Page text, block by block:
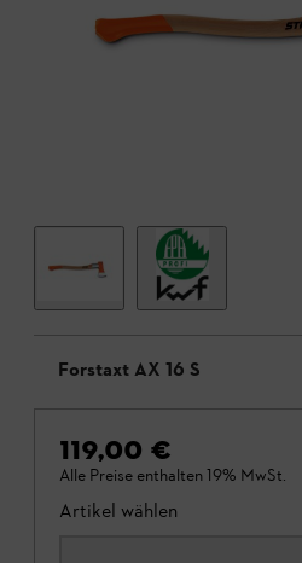
Forstaxt AX 16 S
119,00 €
Alle Preise enthalten 19% MwSt.
Artikel wählen